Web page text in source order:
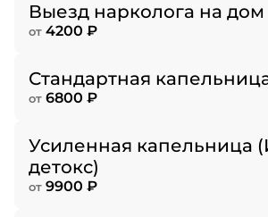
Выезд нарколога на дом
от 4200 ₽
Стандартная
от 6800 ₽
Усиленная капельница
детокс)
от 9900 ₽